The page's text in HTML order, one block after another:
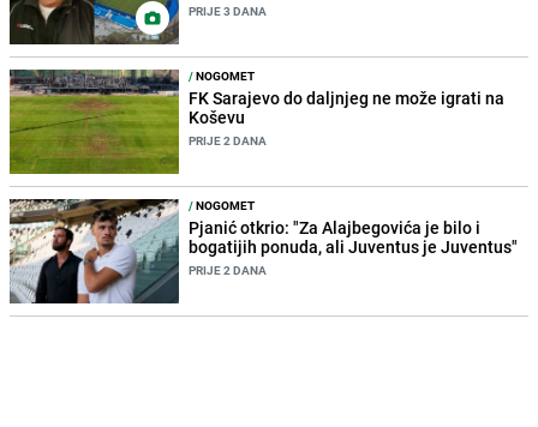
PRIJE 3 DANA
/NOGOMET
FK Sarajevo do daljnjeg ne može igrati na
Koševu
PRIJE 2 DANA
/NOGOMET
Pjanić otkrio: "Za Alajbegovića je bilo i
bogatijih ponuda, ali Juventus je Juventus"
PRIJE 2 DANA